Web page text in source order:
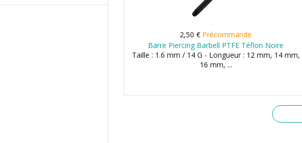
2,50 € Précommande
Barre Piercing Barbell PTFE Téflon Noire
Taille : 1.6 mm / 14 G - Longueur : 12 mm, 14 mm,
16 mm, ...